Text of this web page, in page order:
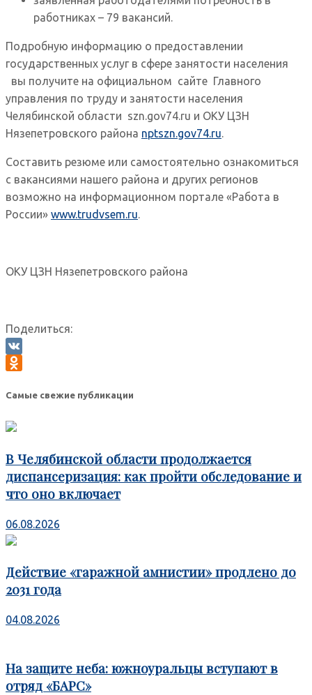
работниках – 79 вакансий.
Подробную информацию о предоставлении
государственных услуг в сфере занятости населения
вы получите на официальном сайте Главного
управления по труду и занятости населения
Челябинской области szn.gov74.ru и ОКУ ЦЗН
Нязепетровского района nptszn.gov74.ru.
Составить резюме или самостоятельно ознакомиться
с вакансиями нашего района и других регионов
возможно на информационном портале «Работа в
России» www.trudvsem.ru.
ОКУ ЦЗН Нязепетровского района
Поделиться:
VK
Самые свежие публикации
В Челябинской области продолжается
диспансеризация: как пройти обследование и
что оно включает
06.08.2026
Действие «гаражной амнистии» продлено до
2031 года
04.08.2026
На защите неба: южноуральцы вступают в
отряд «БАРС»